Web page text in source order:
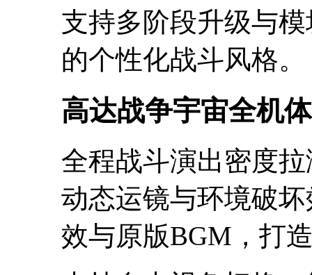
支持多阶段升级与
的个性化战斗风格。
高达战争宇宙全机
全程战斗演出密度
动态运镜与环境破
效与原版BGM，打